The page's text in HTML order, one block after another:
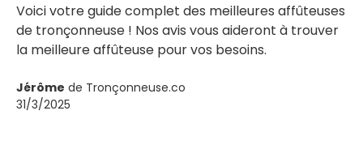
Voici votre guide complet des meilleures affûteuses
de tronçonneuse ! Nos avis vous aideront à trouver
la meilleure affûteuse pour vos besoins.
Jérôme de Tronçonneuse.co
31/3/2025